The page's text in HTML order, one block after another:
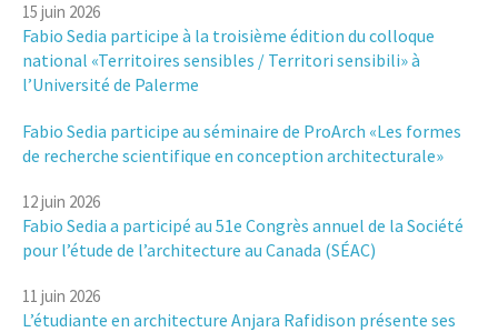
15 juin 2026
Fabio Sedia participe à la troisième édition du colloque
national «Territoires sensibles / Territori sensibili» à
l’Université de Palerme
Fabio Sedia participe au séminaire de ProArch «Les formes
de recherche scientifique en conception architecturale»
12 juin 2026
Fabio Sedia a participé au 51e Congrès annuel de la Société
pour l’étude de l’architecture au Canada (SÉAC)
11 juin 2026
L’étudiante en architecture Anjara Rafidison présente ses